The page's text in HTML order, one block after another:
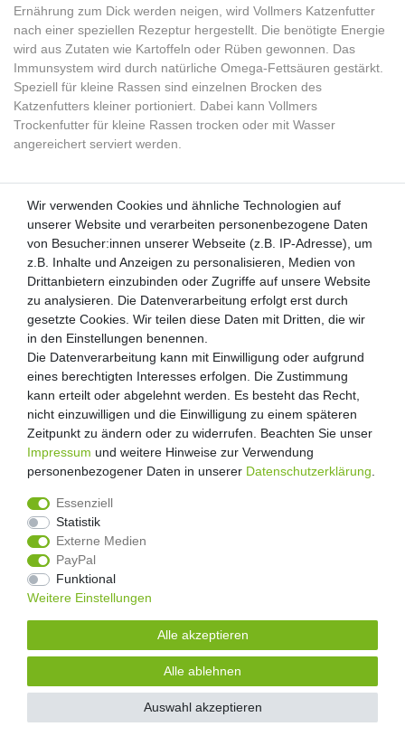
Ernährung zum Dick werden neigen, wird Vollmers Katzenfutter
nach einer speziellen Rezeptur hergestellt. Die benötigte Energie
wird aus Zutaten wie Kartoffeln oder Rüben gewonnen. Das
Immunsystem wird durch natürliche Omega-Fettsäuren gestärkt.
Speziell für kleine Rassen sind einzelnen Brocken des
Katzenfutters kleiner portioniert. Dabei kann Vollmers
Trockenfutter für kleine Rassen trocken oder mit Wasser
angereichert serviert werden.
Kunden-Anfragen: info@zooheld.de
Über uns
Zahlung und Versand
Retouren
Zooheld Blog
Widerrufsrecht
Vertrag widerrufen
Geschäftsbedingungen
Impressum
Unsere Artikel sind gelistet auf:
© Copyright 2026 | Alle Rechte vorbehalten.
Alle Preise inklusive gesetzlicher Mehrwertsteuer und zuzüglich
| * Pflichtfeld
Wir verwenden Cookies und ähnliche Technologien auf
unserer Website und verarbeiten personenbezogene Daten
von Besucher:innen unserer Webseite (z.B. IP-Adresse), um
z.B. Inhalte und Anzeigen zu personalisieren, Medien von
Drittanbietern einzubinden oder Zugriffe auf unsere Website
zu analysieren. Die Datenverarbeitung erfolgt erst durch
gesetzte Cookies. Wir teilen diese Daten mit Dritten, die wir
in den Einstellungen benennen.
Die Datenverarbeitung kann mit Einwilligung oder aufgrund
eines berechtigten Interesses erfolgen. Die Zustimmung
kann erteilt oder abgelehnt werden. Es besteht das Recht,
nicht einzuwilligen und die Einwilligung zu einem späteren
Zeitpunkt zu ändern oder zu widerrufen. Beachten Sie unser
Impressum und weitere Hinweise zur Verwendung
personenbezogener Daten in unserer Daten­schutz­erklärung
Essenziell
Statistik
Externe Medien
PayPal
Funktional
Weitere Einstellungen
Alle akzeptieren
Alle ablehnen
Auswahl akzeptieren
Wir verwenden Cookies und ähnliche Technologien auf
unserer Website und verarbeiten personenbezogene Daten
von Besucher:innen unserer Webseite (z.B. IP-Adresse), um
z.B. Inhalte und Anzeigen zu personalisieren, Medien von
Drittanbietern einzubinden oder Zugriffe auf unsere Website
zu analysieren. Die Datenverarbeitung erfolgt erst durch
gesetzte Cookies. Wir teilen diese Daten mit Dritten, die wir
in den Einstellungen benennen.
Die Datenverarbeitung kann mit Einwilligung oder aufgrund
eines berechtigten Interesses erfolgen. Die Zustimmung
kann erteilt oder abgelehnt werden. Es besteht das Recht,
nicht einzuwilligen und die Einwilligung zu einem späteren
Zeitpunkt zu ändern oder zu widerrufen. Beachten Sie unser
Impressum und weitere Hinweise zur Verwendung
personenbezogener Daten in unserer Daten­schutz­erklärung
Essenziell
Statistik
Externe Medien
PayPal
Funktional
Weitere Einstellungen
Alle akzeptieren
Alle ablehnen
Auswahl akzeptieren